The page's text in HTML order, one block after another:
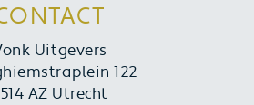
Uitgevers
122
AZ Utrecht